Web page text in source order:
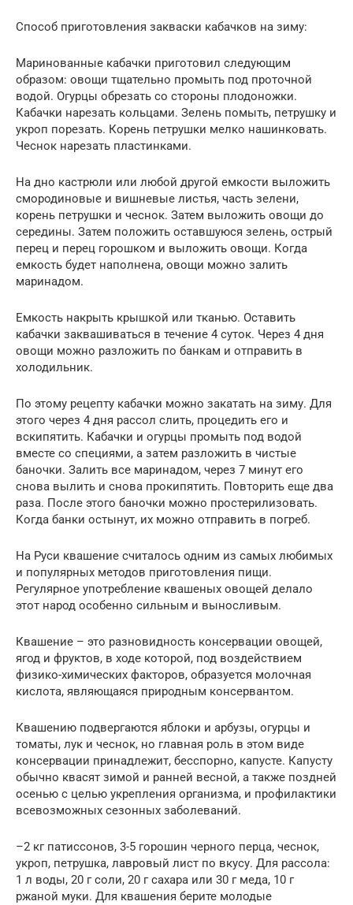
Способ приготовления закваски кабачков на зиму:
Маринованные кабачки приготовил следующим
образом: овощи тщательно промыть под проточной
водой. Огурцы обрезать со стороны плодоножки.
Кабачки нарезать кольцами. Зелень помыть, петрушку и
укроп порезать. Корень петрушки мелко нашинковать.
Чеснок нарезать пластинками.
На дно кастрюли или любой другой емкости выложить
смородиновые и вишневые листья, часть зелени,
корень петрушки и чеснок. Затем выложить овощи до
середины. Затем положить оставшуюся зелень, острый
перец и перец горошком и выложить овощи. Когда
емкость будет наполнена, овощи можно залить
маринадом.
Емкость накрыть крышкой или тканью. Оставить
кабачки заквашиваться в течение 4 суток. Через 4 дня
овощи можно разложить по банкам и отправить в
холодильник.
По этому рецепту кабачки можно закатать на зиму. Для
этого через 4 дня рассол слить, процедить его и
вскипятить. Кабачки и огурцы промыть под водой
вместе со специями, а затем разложить в чистые
баночки. Залить все маринадом, через 7 минут его
снова вылить и снова прокипятить. Повторить еще два
раза. После этого баночки можно простерилизовать.
Когда банки остынут, их можно отправить в погреб.
На Руси квашение считалось одним из самых любимых
и популярных методов приготовления пищи.
Регулярное употребление квашеных овощей делало
этот народ особенно сильным и выносливым.
Квашение – это разновидность консервации овощей,
ягод и фруктов, в ходе которой, под воздействием
физико-химических факторов, образуется молочная
кислота, являющаяся природным консервантом.
Квашению подвергаются яблоки и арбузы, огурцы и
томаты, лук и чеснок, но главная роль в этом виде
консервации принадлежит, бесспорно, капусте. Капусту
обычно квасят зимой и ранней весной, а также поздней
осенью с целью укрепления организма, и профилактики
всевозможных сезонных заболеваний.
–2 кг патиссонов, 3-5 горошин черного перца, чеснок,
укроп, петрушка, лавровый лист по вкусу. Для рассола:
1 л воды, 20 г соли, 20 г сахара или 30 г меда, 10 г
ржаной муки. Для квашения берите молодые